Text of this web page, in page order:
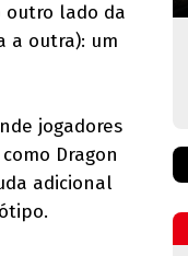
outro lado da
a outra): um
jogadores
Dragon
adicional